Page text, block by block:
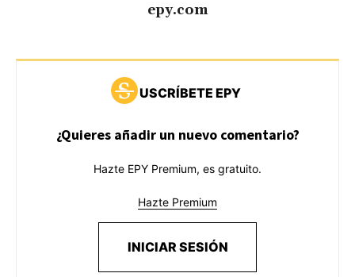
epy.com
USCRÍBETE EPY
¿Quieres añadir un nuevo comentario?
Hazte EPY Premium, es gratuito.
Hazte Premium
INICIAR SESIÓN